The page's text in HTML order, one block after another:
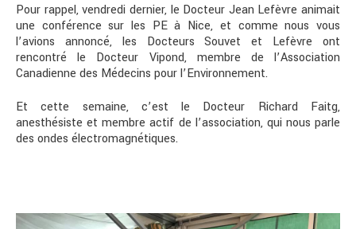
Pour rappel, vendredi dernier, le Docteur Jean Lefèvre animait
une conférence sur les PE à Nice, et comme nous vous
l’avions annoncé, les Docteurs Souvet et Lefèvre ont
rencontré le Docteur Vipond, membre de l’Association
Canadienne des Médecins pour l’Environnement.
Et cette semaine, c’est le Docteur Richard Faitg,
anesthésiste et membre actif de l’association, qui nous parle
des ondes électromagnétiques.